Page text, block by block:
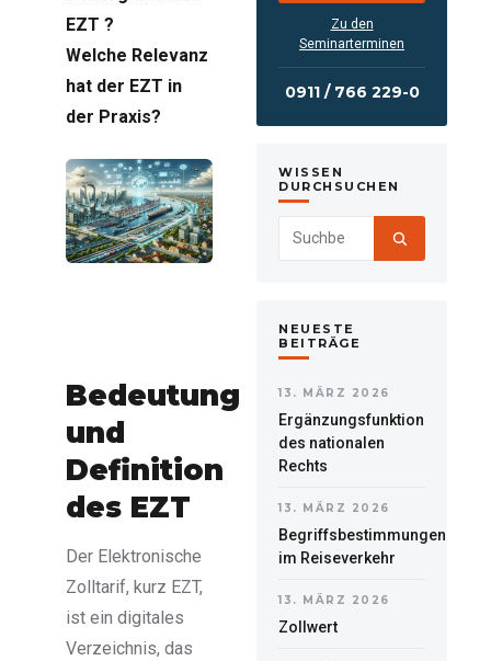
EZT ?
Welche Relevanz
hat der EZT in
der Praxis?
Bedeutung
und
Definition
des EZT
Der Elektronische
Zolltarif, kurz EZT,
ist ein digitales
Verzeichnis, das
Zu den
Seminarterminen
0911 / 766 229-0
WISSEN
DURCHSUCHEN
NEUESTE
BEITRÄGE
13. MÄRZ 2026
Ergänzungsfunktion
des nationalen
Rechts
13. MÄRZ 2026
Begriffsbestimmungen
im Reiseverkehr
13. MÄRZ 2026
Zollwert